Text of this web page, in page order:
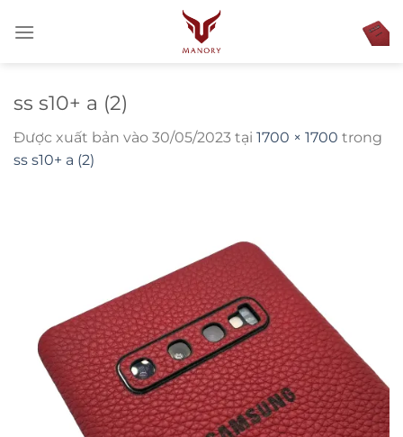
qua
ss s10+ a (2)
Được xuất bản vào 30/05/2023 tại 1700 × 1700 trong
ss s10+ a (2)